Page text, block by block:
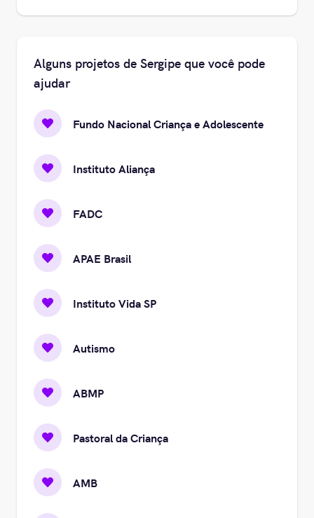
Alguns projetos de Sergipe que você pode
ajudar
Fundo Nacional Criança e Adolescente
Instituto Aliança
FADC
APAE Brasil
Instituto Vida SP
Autismo
ABMP
Pastoral da Criança
AMB